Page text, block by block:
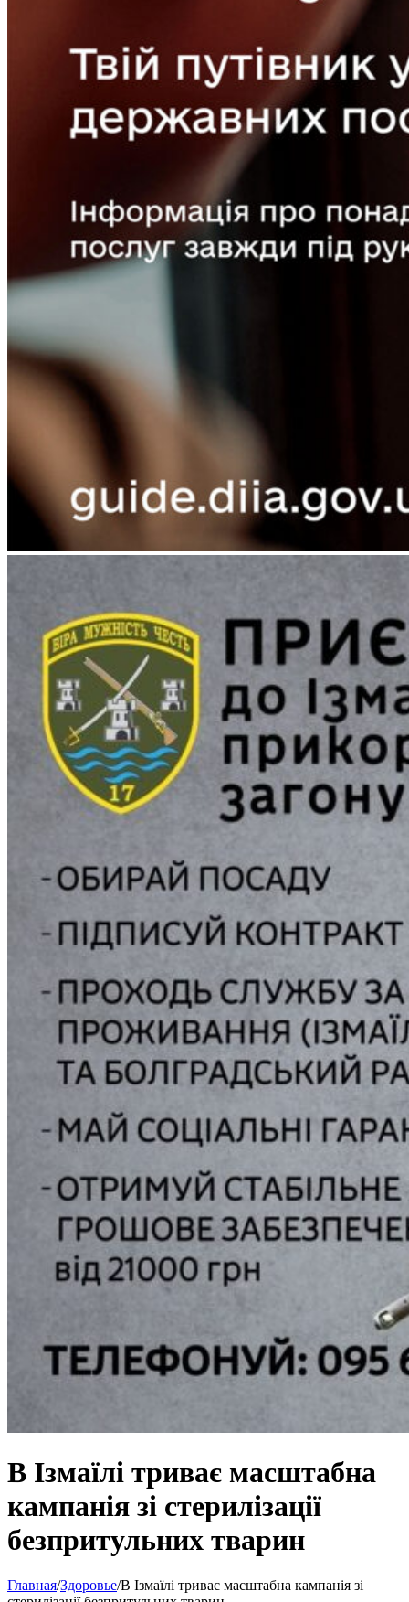
В Ізмаїлі триває масштабна
кампанія зі стерилізації
безпритульних тварин
Главная/Здоровье/В Ізмаїлі триває масштабна кампанія зі